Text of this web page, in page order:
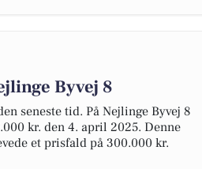
Byvej 8
seneste tid. På Nejlinge Byvej 8
kr. den 4. april 2025. Denne
et prisfald på 300.000 kr.